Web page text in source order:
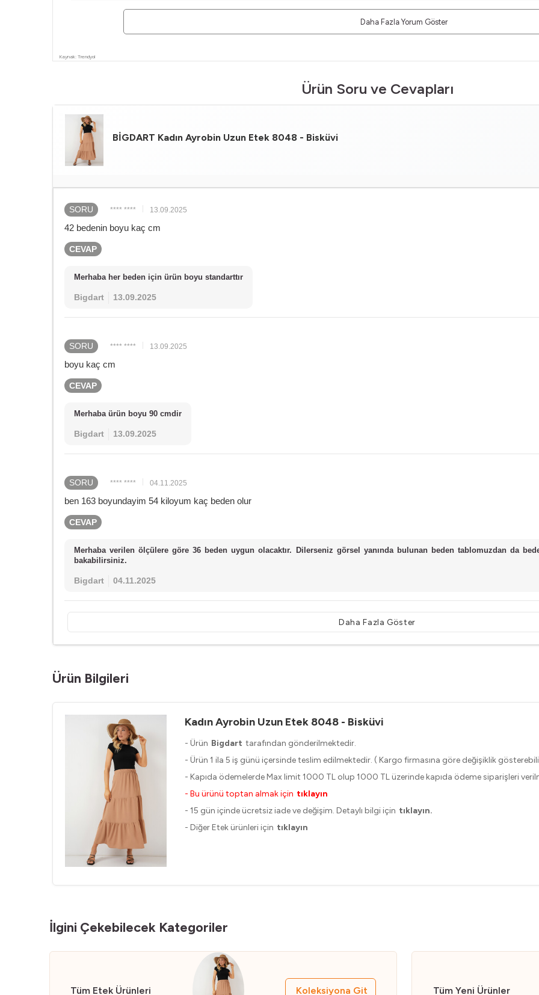
Daha Fazla Yorum Göster
Kaynak: Trendyol
Ürün Soru ve Cevapları
BİGDART Kadın Ayrobin Uzun Etek 8048 - Bisküvi
SORU **** **** 13.09.2025
42 bedenin boyu kaç cm
CEVAP
Merhaba her beden için ürün boyu standarttır
Bigdart 13.09.2025
SORU **** **** 13.09.2025
boyu kaç cm
CEVAP
Merhaba ürün boyu 90 cmdir
Bigdart 13.09.2025
SORU **** **** 04.11.2025
ben 163 boyundayim 54 kiloyum kaç beden olur
CEVAP
Merhaba verilen ölçülere göre 36 beden uygun olacaktır. Dilerseniz görsel yanında bulunan beden tablomuzdan da
bakabilirsiniz.
Bigdart 04.11.2025
Daha Fazla Göster
Ürün Bilgileri
Kadın Ayrobin Uzun Etek 8048 - Bisküvi
- Ürün Bigdart tarafından gönderilmektedir.
- Ürün 1 ila 5 iş günü içersinde teslim edilmektedir. ( Kargo firmasına göre değişiklik
- Kapıda ödemelerde Max limit 1000 TL olup 1000 TL üzerinde kapıda ödeme siparişleri
- Bu ürünü toptan almak için tıklayın
- 15 gün içinde ücretsiz iade ve değişim. Detaylı bilgi için tıklayın.
- Diğer Etek ürünleri için tıklayın
İlgini Çekebilecek Kategoriler
Tüm Etek Ürünleri Koleksiyona Git Tüm Yeni Ürünler